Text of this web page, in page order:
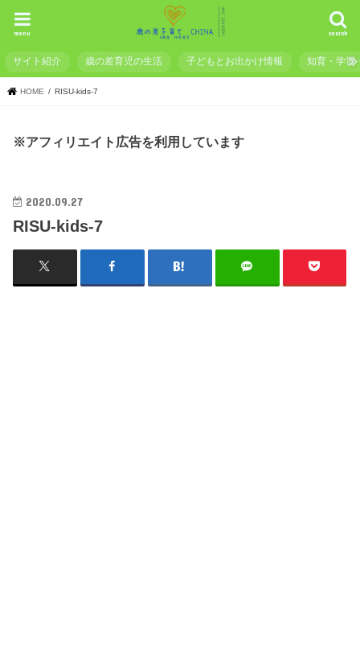
search
menu
サイト紹介 歳の差育児の生活 子どもとお出かけ情報 知育・学習
HOME RISU-kids-7
※アフィリエイト広告を利用しています
2020.09.27
RISU-kids-7